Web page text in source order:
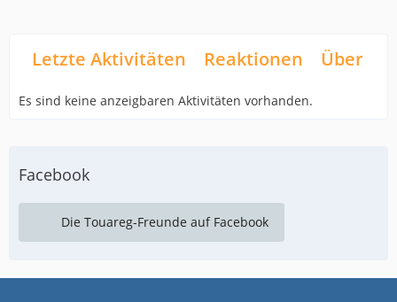
Letzte Aktivitäten Reaktionen Über
Es sind keine anzeigbaren Aktivitäten vorhanden.
Facebook
Die Touareg-Freunde auf Facebook